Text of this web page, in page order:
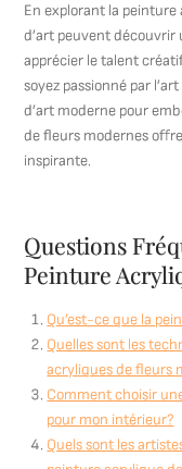
En explorant la
d’art peuvent découvrir
apprécier le talent
soyez passionné par
d’art moderne pour
de fleurs modernes
inspirante.
Questions
Peinture
Qu’est-ce que la
Quelles sont les
acryliques de fleurs
Comment choisir
pour mon intérieur?
Quels sont les